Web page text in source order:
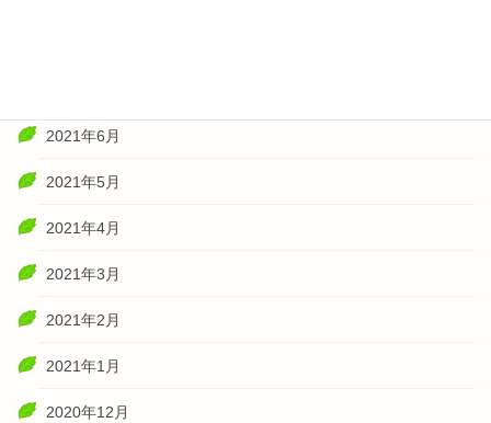
2021年6月
2021年5月
2021年4月
2021年3月
2021年2月
2021年1月
2020年12月